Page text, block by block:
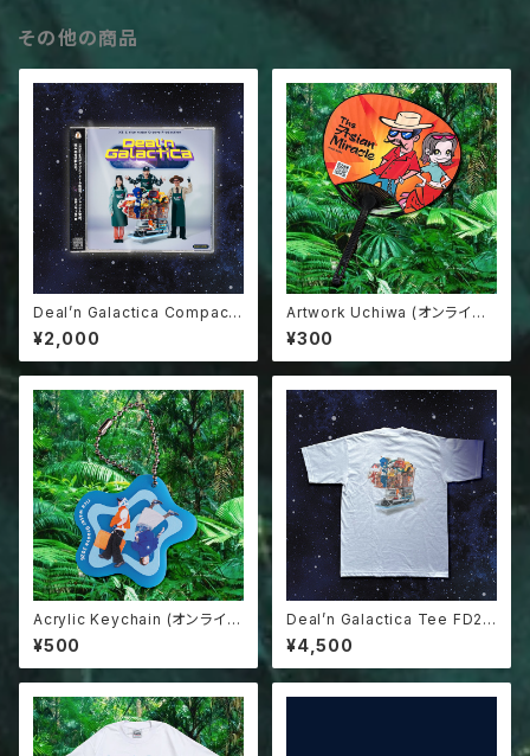
その他の商品
Deal’n Galactica Compact
Disk
¥2,000
Artwork Uchiwa (オンライン
単品購入不可商品)
¥300
Acrylic Keychain (オンライン
単品購入不可商品)
¥500
Deal’n Galactica Tee FD20
4
¥4,500